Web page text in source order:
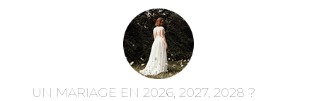
UN MARIAGE EN 2026, 2027, 2028 ?